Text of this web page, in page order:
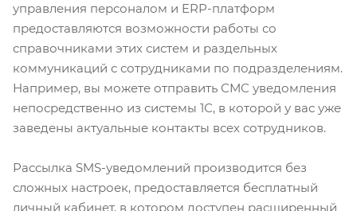
управления персоналом и ERP-платформ
предоставляются возможности работы со
справочниками этих систем и раздельных
коммуникаций с сотрудниками по подразделениям.
Например, вы можете отправить СМС уведомления
непосредственно из системы 1С, в которой у вас уже
заведены актуальные контакты всех сотрудников.
Рассылка SMS-уведомлений производится без
сложных настроек, предоставляется бесплатный
личный кабинет, в котором доступен расширенный